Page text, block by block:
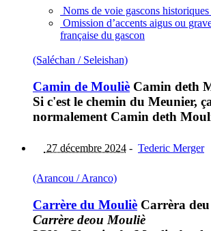
Noms de voie gascons
Omission d’accents aigus ou
française du gascon
(Saléchan / Seleishan)
Camin de Mouliè Camin deth
Si c'est le chemin du Meunier,
normalement Camin deth
27 décembre 2024 - Tederic Merger
(Arancou / Aranco)
Carrère du Mouliè Carrèra
Carrère deou Mouliè